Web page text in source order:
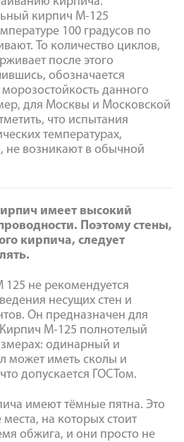
кирпич М-125
100 градусов по
То количество циклов,
после этого
обозначается
данного
для Москвы и Московской
что испытания
температурах,
не возникают в обычной
имеет высокий
Поэтому стены,
кирпича, следует
не рекомендуется
несущих стен и
Он предназначен для
М-125 полнотелый
одинарный и
может иметь сколы и
допускается ГОСТом.
имеют тёмные пятна. Это
на которых стоит
обжига, и они просто не